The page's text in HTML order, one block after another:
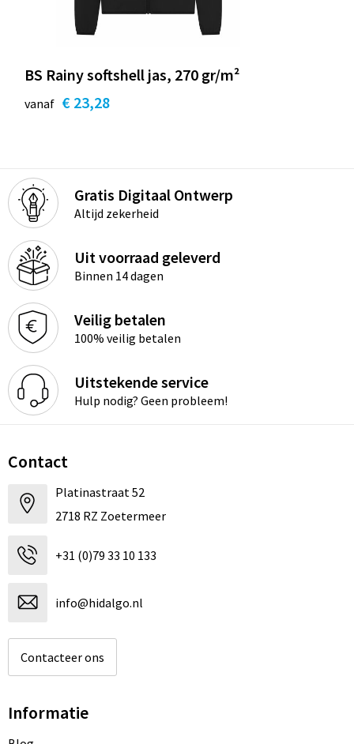
BS Rainy softshell jas, 270 gr/m²
vanaf € 23,28
Gratis Digitaal Ontwerp
Altijd zekerheid
Uit voorraad geleverd
Binnen 14 dagen
Veilig betalen
100% veilig betalen
Uitstekende service
Hulp nodig? Geen probleem!
Contact
Platinastraat 52
2718 RZ Zoetermeer
+31 (0)79 33 10 133
info@hidalgo.nl
Contacteer ons
Informatie